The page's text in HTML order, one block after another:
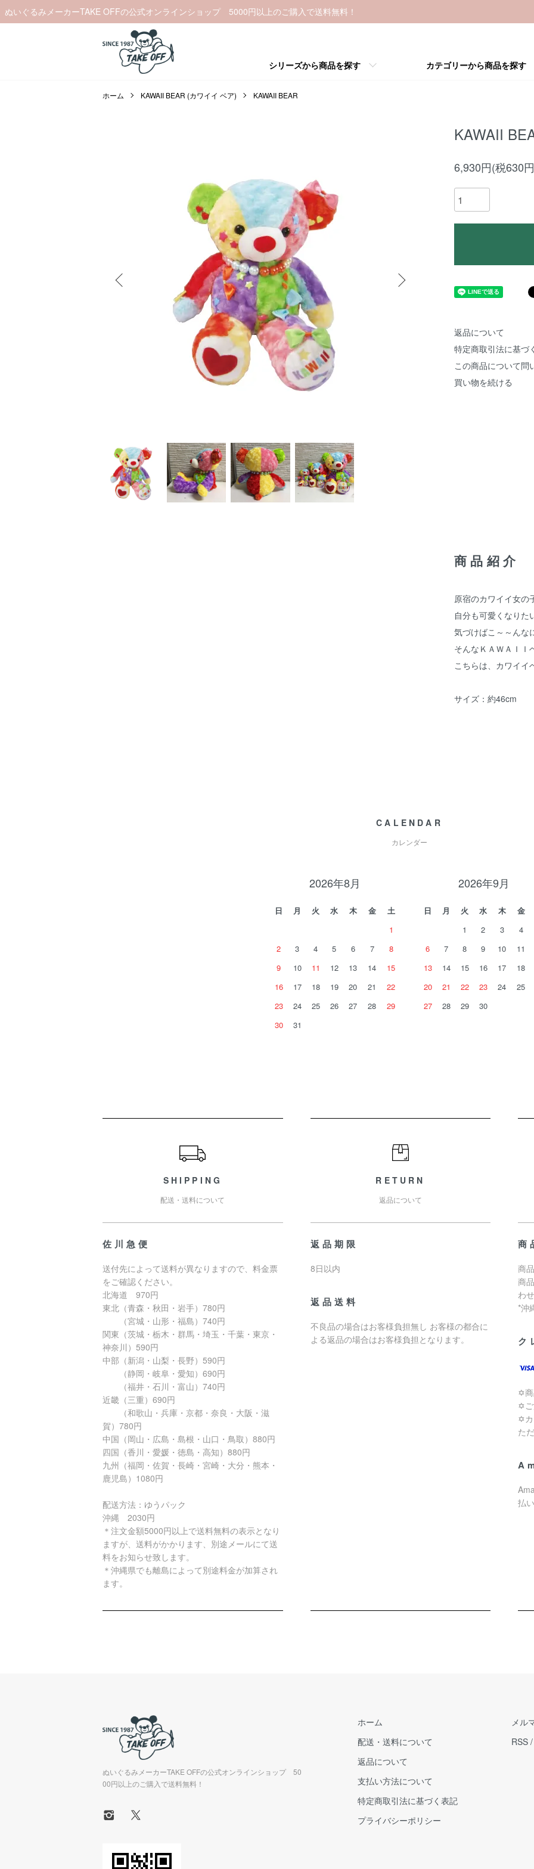
ぬいぐるみメーカーTAKE OFFの公式オンラインショップ 5000円以上のご購入で送料無料！
シリーズから商品を探す カテゴリーから商品を探す
ホーム KAWAII BEAR (カワイイ ベア) KAWAII BEAR
KAWAII
6,930円(税630
返品について
特定商取引法に基づ
この商品について問
買い物を続ける
商品紹介
原宿のカワイイ女の
自分も可愛くなりた
気づけばこ～～んな
そんなＫＡＷＡＩＩ
こちらは、カワイイ
サイズ：約46cm
CALENDAR
カレンダー
2026年8月
日 月 火 水 木 金
土
1
2
3 4 5 6 7
8
9
10 11 12 13 14
15
16
17 18 19 20 21
22
23
24 25 26 27 28
29
30
31
2026年9月
日 月 火 水 木 金
1
2 3 4
6
7 8 9 10 11
13
14 15 16 17 18
20
21 22 23 24 25
27
28 29 30
SHIPPING
配送・送料について
佐川急便
送付先によって送料が異なりますので、料金票
をご確認ください。
北海道 970円
東北（青森・秋田・岩手）780円
（宮城・山形・福島）740円
関東（茨城・栃木・群馬・埼玉・千葉・東京・
神奈川）590円
中部（新潟・山梨・長野）590円
（静岡・岐阜・愛知）690円
（福井・石川・富山）740円
近畿（三重）690円
（和歌山・兵庫・京都・奈良・大阪・滋
賀）780円
中国（岡山・広島・島根・山口・鳥取）880円
四国（香川・愛媛・徳島・高知）880円
九州（福岡・佐賀・長崎・宮崎・大分・熊本・
鹿児島）1080円
配送方法：ゆうパック
沖縄 2030円
＊注文金額5000円以上で送料無料の表示となり
ますが、送料がかかります、別途メールにて送
料をお知らせ致します。
＊沖縄県でも離島によって別途料金が加算され
ます。
RETURN
返品について
返品期限
8日以内
返品送料
不良品の場合はお客様負担無し お客様の都合に
よる返品の場合はお客様負担となります。
商
商
商
わ
*沖
ク
✡商
✡ご
✡カ
た
払
ぬいぐるみメーカーTAKE OFFの公式オンラインショップ 50
00円以上のご購入で送料無料！
ホーム
配送・送料について
返品について
支払い方法について
特定商取引法に基づく表記
プライバシーポリシー
メル
RSS /